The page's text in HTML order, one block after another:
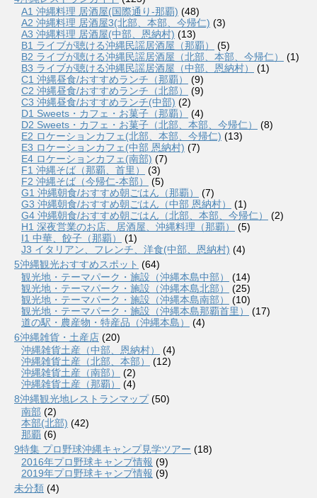
A1 沖縄料理 居酒屋(国際通り-那覇) (48)
A2 沖縄料理 居酒屋3(北部、本部、今帰仁) (3)
A3 沖縄料理 居酒屋(中部、恩納村) (13)
B1 ライブが聴ける沖縄民謡居酒屋（那覇）
(5)
B2 ライブが聴ける沖縄民謡居酒屋（北部、本部、今帰仁）
(1)
B3 ライブが聴ける沖縄民謡居酒屋（中部、恩納村）
(1)
C1 沖縄昼食/おすすめランチ（那覇）
(9)
C2 沖縄昼食/おすすめランチ（北部）
(9)
C3 沖縄昼食/おすすめランチ(中部) (2)
D1 Sweets・カフェ・お菓子（那覇）
(4)
D2 Sweets・カフェ・お菓子（北部、本部、今帰仁）
(8)
E2 ロケーションカフェ(北部、本部、今帰仁) (13)
E3 ロケーションカフェ(中部 恩納村) (7)
E4 ロケーションカフェ(南部) (7)
F1 沖縄そば（那覇、首里）
(3)
F2 沖縄そば（今帰仁-本部）
(5)
G1 沖縄朝食/おすすめ朝ごはん（那覇）
(7)
G3 沖縄朝食/おすすめ朝ごはん（中部 恩納村）
(1)
G4 沖縄朝食/おすすめ朝ごはん（北部、本部、今帰仁）
(2)
H1 深夜営業のお店、居酒屋、沖縄料理（那覇）
(5)
I1 中華、餃子（那覇）
(1)
J3 イタリアン、フレンチ、洋食(中部、恩納村) (4)
5沖縄観光おすすめスポット (64)
観光地・テーマパーク・施設（沖縄本島中部）
(14)
観光地・テーマパーク・施設（沖縄本島北部）
(25)
観光地・テーマパーク・施設（沖縄本島南部）
(10)
観光地・テーマパーク・施設（沖縄本島那覇首里）
(17)
道の駅・農産物・特産品（沖縄本島）
(4)
6沖縄雑貨・土産店 (20)
沖縄雑貨土産（中部、恩納村）
(4)
沖縄雑貨土産（北部、本部）
(12)
沖縄雑貨土産（南部）
(2)
沖縄雑貨土産（那覇）
(4)
8沖縄観光地レストランマップ(50)
南部 (2)
本部(北部) (42)
那覇 (6)
9特集 プロ野球沖縄キャンプ見学ツアー (18)
2016年プロ野球キャンプ情報 (9)
2019年プロ野球キャンプ情報 (9)
未分類 (4)